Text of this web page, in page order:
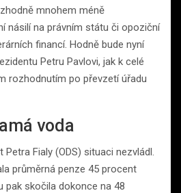
mnohem méně
násilí na právním státu či opoziční
financí. Hodně bude nyní
Petru Pavlovi, jak k celé
rozhodnutím po převzetí úřadu
voda
Petra Fialy (ODS) situaci nezvládl.
průměrná penze 45 procent
pak skočila dokonce na 48